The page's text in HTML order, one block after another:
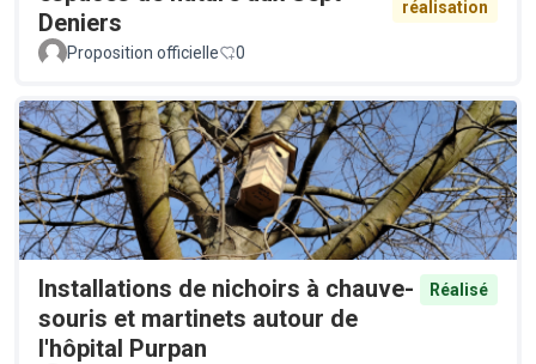
Deniers
réalisation
Proposition officielle 0
Installations de nichoirs à chauve-
souris et martinets autour de
l'hôpital Purpan
Réalisé